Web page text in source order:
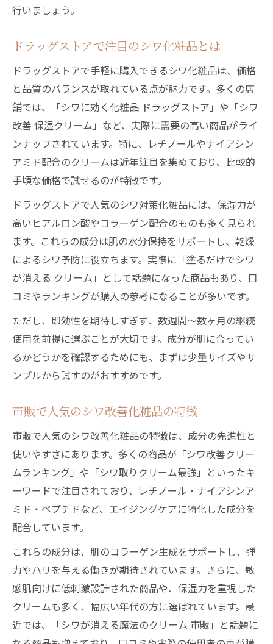
毎日続けやすいシワ成分の選び方と注意点
較
塗るだけで変わるシワ対策の最新事情
塗るだけでシワが消えるクリームの実態
シワが消える魔法のクリームの真相に迫る
市販で手軽に使えるシワ対策クリーム特集
クリームで変化を実感しやすいシワケア法
シワ取りクリーム最強説の検証と選び方
シワ化粧品の選定基準と失敗しにくい選び
方
ランキングで見るシワ改善クリームの傾向
成分重視で選ぶシワ対策化粧品の比較法
敏感肌にも安心なシワ対策クリームの選び
口コミと実体験から学ぶシワ化粧品の選択
術
行いましょう。
ドラッグストアで注目のシワ化粧品とは
ドラッグストアで手軽に購入できるシワ化粧品は、価格
と品質のバランスが取れている点が魅力です。多くの店
舗では、「シワに効く化粧品 ドラッグストア」や「シワ
改善 保湿クリーム」など、実際に需要の高い商品がライ
ンナップされています。特に、レチノールやナイアシン
アミド配合のクリームは近年注目を集めており、比較的
手頃な価格で試せるのが特徴です。
ドラッグストアで人気のシワ対策化粧品には、保湿力が
高いヒアルロン酸やコラーゲン配合のものも多く見られ
ます。これらの成分は肌の水分保持をサポートし、乾燥
によるシワ予防に役立ちます。実際に「塗るだけでシワ
が消える クリーム」として話題になった商品もあり、口
コミやランキングが購入の参考になることが多いです。
ただし、即効性を期待しすぎず、数週間～数ヶ月の継続
使用を前提に選ぶことが大切です。成分が肌に合ってい
るかどうかを確認するためにも、まずは少量サイズやサ
ンプルから試すのがおすすめです。
市販で人気のシワ改善化粧品の特徴
市販で人気のシワ改善化粧品の特徴は、成分の先進性と
使いやすさにあります。多くの商品が「シワ改善クリー
ムランキング」や「シワ取りクリーム最強」といったキ
ーワードで注目されており、レチノール・ナイアシンア
ミド・ペプチドなど、エイジングケアに特化した成分を
配合しています。
これらの成分は、肌のコラーゲン生成をサポートし、弾
力やハリを与える働きが期待されています。さらに、敏
感肌向けに低刺激設計された商品や、保湿力を重視した
クリームも多く、幅広い年代の方に選ばれています。最
近では、「シワが消える魔法のクリーム 市販」と話題に